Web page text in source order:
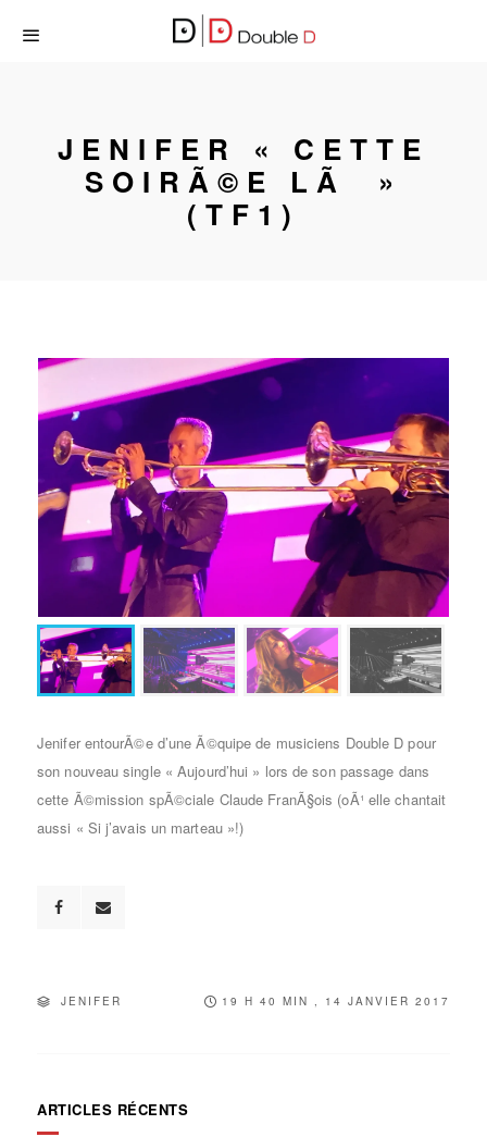
JENIFER « CETTE
SOIRÃ©E LÃ »
(TF1)
Jenifer entourÃ©e d’une Ã©quipe de musiciens Double D pour
son nouveau single « Aujourd’hui » lors de son passage dans
cette Ã©mission spÃ©ciale Claude FranÃ§ois (oÃ¹ elle chantait
aussi « Si j’avais un marteau »!)
JENIFER 19 H 40 MIN , 14 JANVIER 2017
ARTICLES RÉCENTS